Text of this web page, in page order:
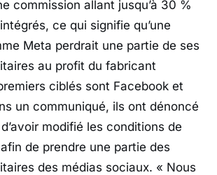
commission allant jusqu’à 30 %
ce qui signifie qu’une
Meta perdrait une partie de ses
au profit du fabricant
ciblés sont Facebook et
un communiqué, ils ont dénoncé
modifié les conditions de
de prendre une partie des
des médias sociaux. « Nous